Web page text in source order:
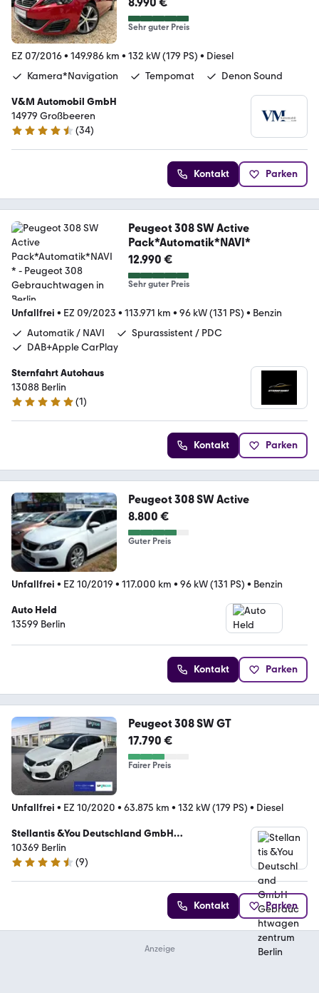
Sehr guter Preis
EZ 07/2016• 149.986 km • 132 kW (179 PS) • Diesel
Kamera*Navigation
Tempomat Denon Sound
V&M Automobil GmbH
14979 Großbeeren
4.4 Sterne
(34)
Kontakt Parken
Peugeot 308 SW Active
Pack*Automatik*NAVI*
12.990 €
Sehr guter Preis
Unfallfrei • EZ 09/2023 • 113.971 km • 96 kW (131 PS) • Benzin
Automatik / NAVI
Spurassistent / PDC
DAB+Apple CarPlay
Sternfahrt Autohaus
13088 Berlin
5 Sterne
(1)
Kontakt Parken
Peugeot 308 SW Active
8.800 €
Guter Preis
Unfallfrei • EZ 10/2019 • 117.000 km • 96 kW (131 PS) • Benzin
Auto Held
13599 Berlin
Kontakt Parken
Peugeot 308 SW GT
17.790 €
Fairer Preis
Unfallfrei • EZ 10/2020 • 63.875 km • 132 kW (179 PS) • Diesel
Stellantis &You Deutschland GmbH
Gebrauchtwagenzentrum Berlin
10369 Berlin
4.5 Sterne
(9)
Kontakt Parken